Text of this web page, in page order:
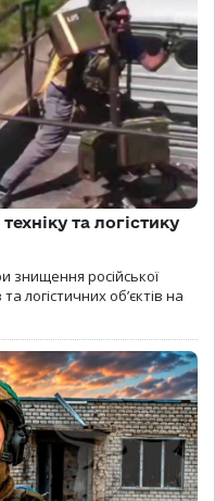
та логістику
знищення російської
логістичних об’єктів на